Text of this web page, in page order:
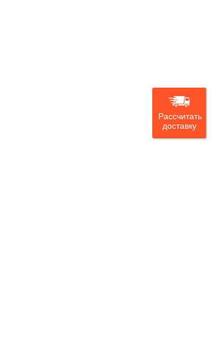
Рассчитать
доставку